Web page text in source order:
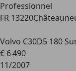
Professionnel
FR 13220
Volvo C30D5 180
€ 6 490
11/2007